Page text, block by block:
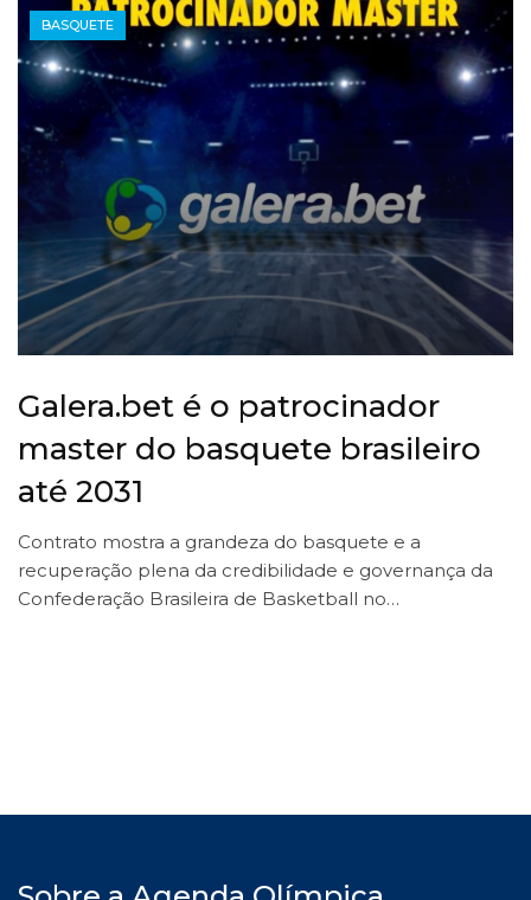
BASQUETE
Galera.bet é o patrocinador
master do basquete brasileiro
até 2031
Contrato mostra a grandeza do basquete e a
recuperação plena da credibilidade e governança da
Confederação Brasileira de Basketball no…